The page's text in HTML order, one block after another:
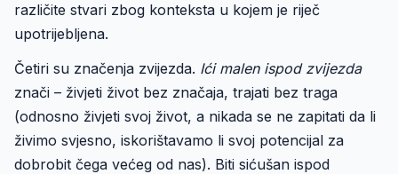
različite stvari zbog konteksta u kojem je riječ
upotrijebljena.
Četiri su značenja zvijezda. Ići malen ispod zvijezda
znači – živjeti život bez značaja, trajati bez traga
(odnosno živjeti svoj život, a nikada se ne zapitati da li
živimo svjesno, iskorištavamo li svoj potencijal za
dobrobit čega većeg od nas). Biti sićušan ispod